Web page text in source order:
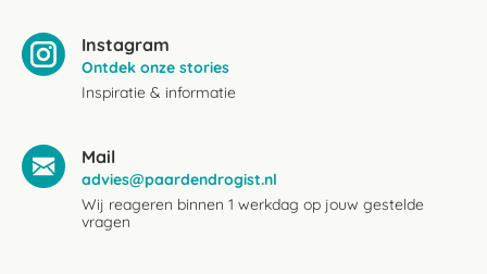
Instagram
Ontdek onze stories
Inspiratie & informatie
Mail
advies@paardendrogist.nl
Wij reageren binnen 1 werkdag op jouw gestelde
vragen